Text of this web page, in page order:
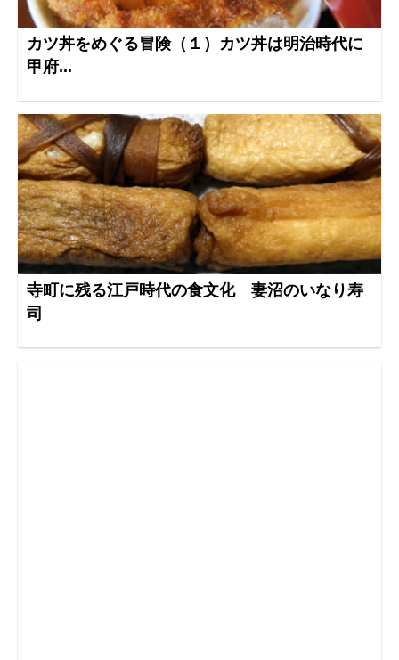
カツ丼をめぐる冒険（１）カツ丼は明治時代に
甲府...
寺町に残る江戸時代の食文化 妻沼のいなり寿
司